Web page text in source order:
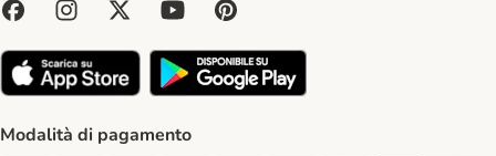
Modalità di pagamento